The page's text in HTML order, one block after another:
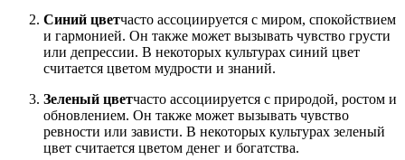
Синий цветчасто ассоциируется с миром, спокойствием
и гармонией. Он также может вызывать чувство грусти
или депрессии. В некоторых культурах синий цвет
считается цветом мудрости и знаний.
Зеленый цветчасто ассоциируется с природой, ростом и
обновлением. Он также может вызывать чувство
ревности или зависти. В некоторых культурах зеленый
цвет считается цветом денег и богатства.